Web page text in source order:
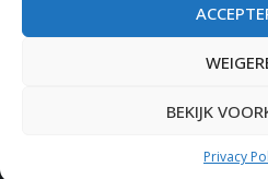
BEKIJK
Privacy
Privacy Policyen het
website.
Powered By
Stichting